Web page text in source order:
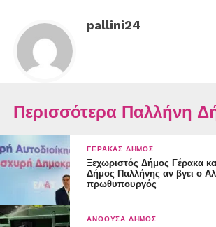
pallini24
Περισσότερα Παλλήνη
ΓΈΡΑΚΑΣ ΔΉΜΟΣ
Ξεχωριστός Δήμος Γέρακα
Δήμος Παλλήνης αν βγει ο
πρωθυπουργός
ΑΝΘΟΎΣΑ ΔΉΜΟΣ